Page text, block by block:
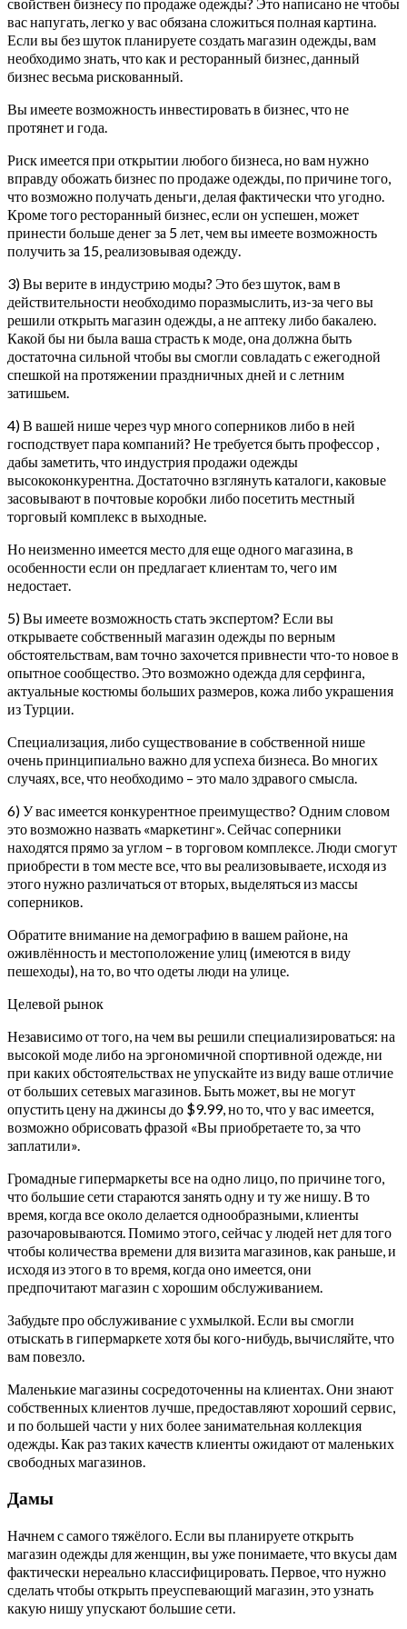
вас напугать, легко у вас обязана сложиться полная картина.
Если вы без шуток планируете создать магазин одежды, вам
необходимо знать, что как и ресторанный бизнес, данный
бизнес весьма рискованный.
Вы имеете возможность инвестировать в бизнес, что не
протянет и года.
Риск имеется при открытии любого бизнеса, но вам нужно
вправду обожать бизнес по продаже одежды, по причине того,
что возможно получать деньги, делая фактически что угодно.
Кроме того ресторанный бизнес, если он успешен, может
принести больше денег за 5 лет, чем вы имеете возможность
получить за 15, реализовывая одежду.
3) Вы верите в индустрию моды? Это без шуток, вам в
действительности необходимо поразмыслить, из-за чего вы
решили открыть магазин одежды, а не аптеку либо бакалею.
Какой бы ни была ваша страсть к моде, она должна быть
достаточна сильной чтобы вы смогли совладать с ежегодной
спешкой на протяжении праздничных дней и с летним
затишьем.
4) В вашей нише через чур много соперников либо в ней
господствует пара компаний? Не требуется быть профессор ,
дабы заметить, что индустрия продажи одежды
высококонкурентна. Достаточно взглянуть каталоги, каковые
засовывают в почтовые коробки либо посетить местный
торговый комплекс в выходные.
Но неизменно имеется место для еще одного магазина, в
особенности если он предлагает клиентам то, чего им
недостает.
5) Вы имеете возможность стать экспертом? Если вы
открываете собственный магазин одежды по верным
обстоятельствам, вам точно захочется привнести что-то новое в
опытное сообщество. Это возможно одежда для серфинга,
актуальные костюмы больших размеров, кожа либо украшения
из Турции.
Специализация, либо существование в собственной нише
очень принципиально важно для успеха бизнеса. Во многих
случаях, все, что необходимо – это мало здравого смысла.
6) У вас имеется конкурентное преимущество? Одним словом
это возможно назвать «маркетинг». Сейчас соперники
находятся прямо за углом – в торговом комплексе. Люди смогут
приобрести в том месте все, что вы реализовываете, исходя из
этого нужно различаться от вторых, выделяться из массы
соперников.
Обратите внимание на демографию в вашем районе, на
оживлённость и местоположение улиц (имеются в виду
пешеходы), на то, во что одеты люди на улице.
Целевой рынок
Независимо от того, на чем вы решили специализироваться: на
высокой моде либо на эргономичной спортивной одежде, ни
при каких обстоятельствах не упускайте из виду ваше отличие
от больших сетевых магазинов. Быть может, вы не могут
опустить цену на джинсы до $9.99, но то, что у вас имеется,
возможно обрисовать фразой «Вы приобретаете то, за что
заплатили».
Громадные гипермаркеты все на одно лицо, по причине того,
что большие сети стараются занять одну и ту же нишу. В то
время, когда все около делается однообразными, клиенты
разочаровываются. Помимо этого, сейчас у людей нет для того
чтобы количества времени для визита магазинов, как раньше, и
исходя из этого в то время, когда оно имеется, они
предпочитают магазин с хорошим обслуживанием.
Забудьте про обслуживание с ухмылкой. Если вы смогли
отыскать в гипермаркете хотя бы кого-нибудь, вычисляйте, что
вам повезло.
Маленькие магазины сосредоточенны на клиентах. Они знают
собственных клиентов лучше, предоставляют хороший сервис,
и по большей части у них более занимательная коллекция
одежды. Как раз таких качеств клиенты ожидают от маленьких
свободных магазинов.
Дамы
Начнем с самого тяжёлого. Если вы планируете открыть
магазин одежды для женщин, вы уже понимаете, что вкусы дам
фактически нереально классифицировать. Первое, что нужно
сделать чтобы открыть преуспевающий магазин, это узнать
какую нишу упускают большие сети.